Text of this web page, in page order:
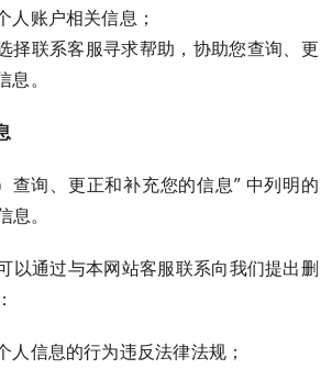
人账户相关信息；
择联系客服寻求帮助，协助您查询、更
。
查询、更正和补充您的信息” 中列明的
。
以通过与本网站客服联系向我们提出删
人信息的行为违反法律法规；